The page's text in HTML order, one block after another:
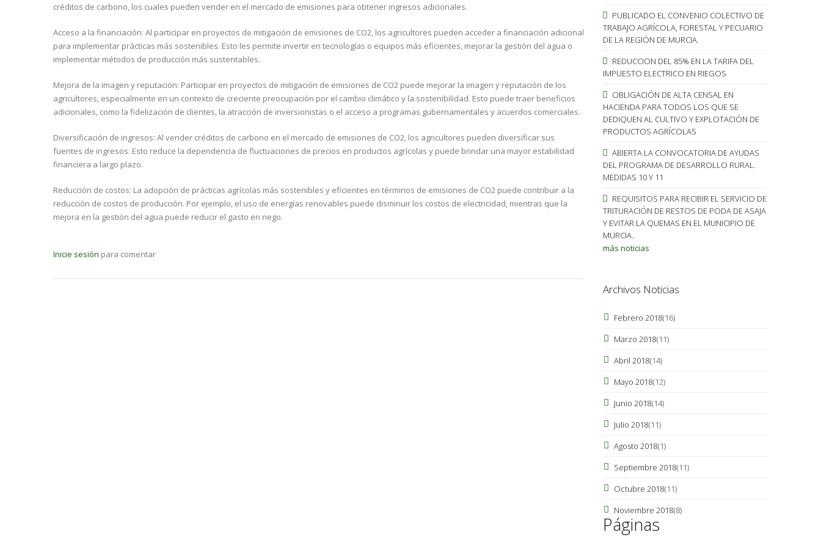
créditos de carbono, los cuales pueden vender en el mercado de emisiones para obtener ingresos adicionales.
Acceso a la financiación: Al participar en proyectos de mitigación de emisiones de CO2, los agricultores pueden acceder a financiación adicional
para implementar prácticas más sostenibles. Esto les permite invertir en tecnologías o equipos más eficientes, mejorar la gestión del agua o
implementar métodos de producción más sustentables.
Mejora de la imagen y reputación: Participar en proyectos de mitigación de emisiones de CO2 puede mejorar la imagen y reputación de los
agricultores, especialmente en un contexto de creciente preocupación por el cambio climático y la sostenibilidad. Esto puede traer beneficios
adicionales, como la fidelización de clientes, la atracción de inversionistas o el acceso a programas gubernamentales y acuerdos comerciales.
Diversificación de ingresos: Al vender créditos de carbono en el mercado de emisiones de CO2, los agricultores pueden diversificar sus
fuentes de ingresos. Esto reduce la dependencia de fluctuaciones de precios en productos agrícolas y puede brindar una mayor estabilidad
financiera a largo plazo.
Reducción de costos: La adopción de prácticas agrícolas más sostenibles y eficientes en términos de emisiones de CO2 puede contribuir a la
reducción de costos de producción. Por ejemplo, el uso de energías renovables puede disminuir los costos de electricidad, mientras que la
mejora en la gestión del agua puede reducir el gasto en riego.
Inicie sesión para comentar
PUBLICADO EL CONVENIO COLECTIVO DE
TRABAJO AGRÍCOLA, FORESTAL Y PECUARIO
DE LA REGIÓN DE MURCIA.
REDUCCION DEL 85% EN LA TARIFA DEL
IMPUESTO ELECTRICO EN RIEGOS
OBLIGACIÓN DE ALTA CENSAL EN
HACIENDA PARA TODOS LOS QUE SE
DEDIQUEN AL CULTIVO Y EXPLOTACIÓN DE
PRODUCTOS AGRÍCOLAS
ABIERTA LA CONVOCATORIA DE AYUDAS
DEL PROGRAMA DE DESARROLLO RURAL.
MEDIDAS 10 Y 11
REQUISITOS PARA RECIBIR EL SERVICIO DE
TRITURACIÓN DE RESTOS DE PODA DE ASAJA
Y EVITAR LA QUEMAS EN EL MUNICIPIO DE
MURCIA..
más noticias
Archivos Noticias
Febrero 2018(16)
Marzo 2018(11)
Abril 2018(14)
Mayo 2018(12)
Junio 2018(14)
Julio 2018(11)
Agosto 2018(1)
Septiembre 2018(11)
Octubre 2018(11)
Noviembre 2018(8)
Páginas